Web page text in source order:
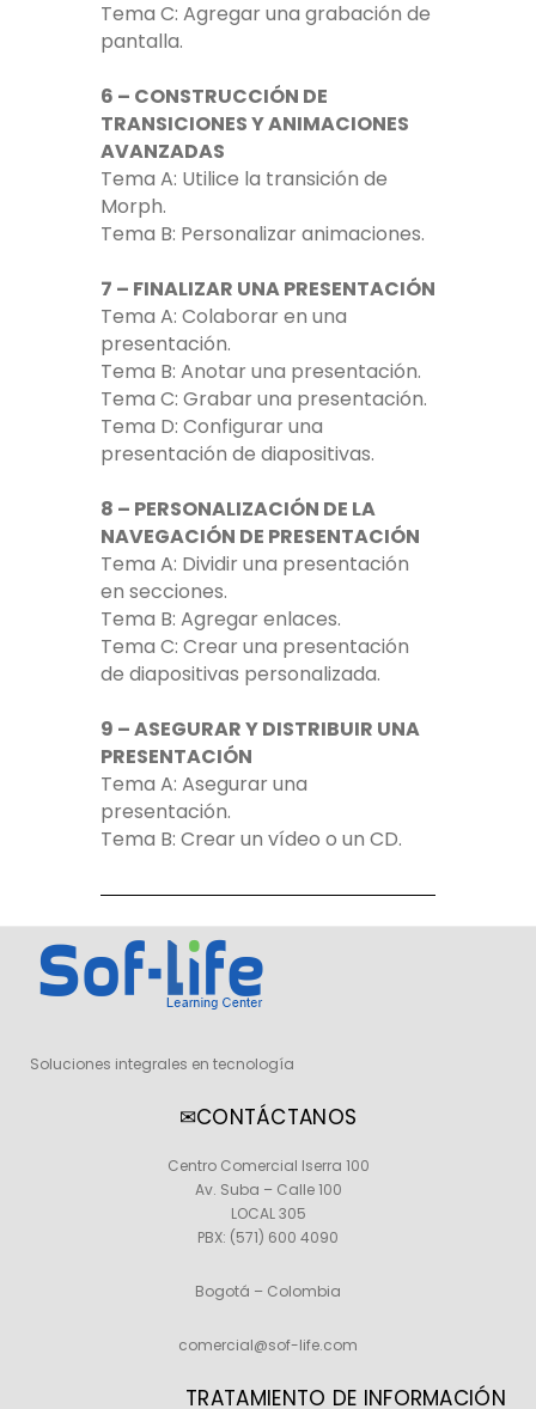
Tema C: Agregar una grabación de
pantalla.
6 – CONSTRUCCIÓN DE
TRANSICIONES Y ANIMACIONES
AVANZADAS
Tema A: Utilice la transición de
Morph.
Tema B: Personalizar animaciones.
7 – FINALIZAR UNA PRESENTACIÓN
Tema A: Colaborar en una
presentación.
Tema B: Anotar una presentación.
Tema C: Grabar una presentación.
Tema D: Configurar una
presentación de diapositivas.
8 – PERSONALIZACIÓN DE LA
NAVEGACIÓN DE PRESENTACIÓN
Tema A: Dividir una presentación
en secciones.
Tema B: Agregar enlaces.
Tema C: Crear una presentación
de diapositivas personalizada.
9 – ASEGURAR Y DISTRIBUIR UNA
PRESENTACIÓN
Tema A: Asegurar una
presentación.
Tema B: Crear un vídeo o un CD.
Soluciones integrales en tecnología
✉CONTÁCTANOS
Centro Comercial Iserra 100
Av. Suba – Calle 100
LOCAL 305
PBX: (571) 600 4090
Bogotá – Colombia
comercial@sof-life.com
TRATAMIENTO DE INFORMACIÓN